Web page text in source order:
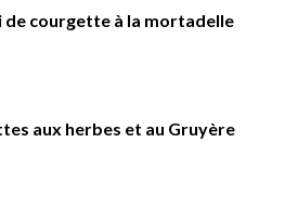
de courgette à la mortadelle
aux herbes et au Gruyère